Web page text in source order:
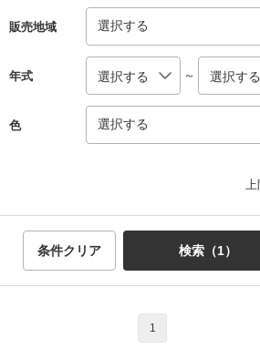
販売地域 選択する
年式 ～
色 選択する
上
条件クリア 検索（1）
1